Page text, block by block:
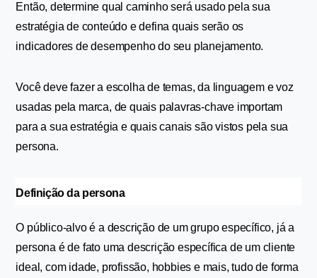
Então, determine qual caminho será usado pela sua
estratégia de conteúdo e defina quais serão os
indicadores de desempenho do seu planejamento.
Você deve fazer a escolha de temas, da linguagem e voz
usadas pela marca, de quais palavras-chave importam
para a sua estratégia e quais canais são vistos pela sua
persona.
Definição da persona
O público-alvo é a descrição de um grupo específico, já a
persona é de fato uma descrição específica de um cliente
ideal, com idade, profissão, hobbies e mais, tudo de forma